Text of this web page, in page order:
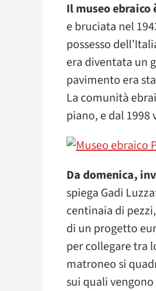
Il museo ebraico
e bruciata nel
possesso
era diventata un
pavimento era
La comunità
piano, e dal
Da domenica,
spiega Gadi
centinaia di
di un progetto
per collegare tra
matroneo si
sui quali